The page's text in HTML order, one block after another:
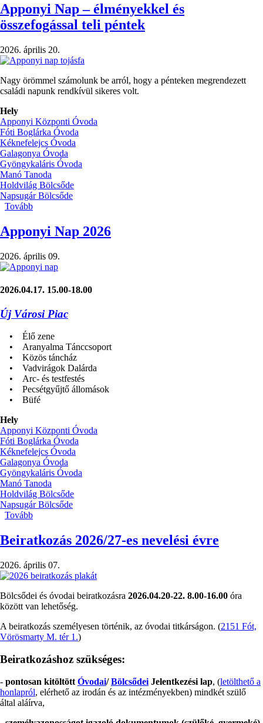
Apponyi Nap – élményekkel és
összefogással teli péntek
2026. április 20.
Nagy örömmel számolunk be arról, hogy a pénteken megrendezett
családi napunk rendkívül sikeres volt.
Hely
Apponyi Központi Óvoda
Fóti Boglárka Óvoda
Kéknefelejcs Óvoda
Galagonya Óvoda
Gyöngykaláris Óvoda
Manó Tanoda
Holdvilág Bölcsőde
Napsugár Bölcsőde
Tovább
–
élményekkel
összefogással
teli
Apponyi Nap 2026
2026. április 09.
2026.04.17. 15.00-18.00
Új Városi Piac
• Élő zene
• Aranyalma Tánccsoport
• Közös táncház
• Vadvirágok Dalárda
• Arc- és testfestés
• Pecsétgyűjtő állomások
• Büfé
Hely
Apponyi Központi Óvoda
Fóti Boglárka Óvoda
Kéknefelejcs Óvoda
Galagonya Óvoda
Gyöngykaláris Óvoda
Manó Tanoda
Holdvilág Bölcsőde
Napsugár Bölcsőde
Tovább
2026)
Beiratkozás 2026/27-es nevelési évre
2026. április 07.
Bölcsődei és óvodai beiratkozásra 2026.04.20-22. 8.00-16.00 óra
között van lehetőség.
A beiratkozás személyesen történik, az óvodai titkárságon. (2151 Fót,
Vörösmarty M. tér 1.)
Beiratkozáshoz szükséges:
- pontosan kitöltött Óvodai/Bölcsődei Jelentkezési lap, (letölthető a
honlapról, elérhető az irodán és az intézményekben) mindkét szülő
által aláírva,